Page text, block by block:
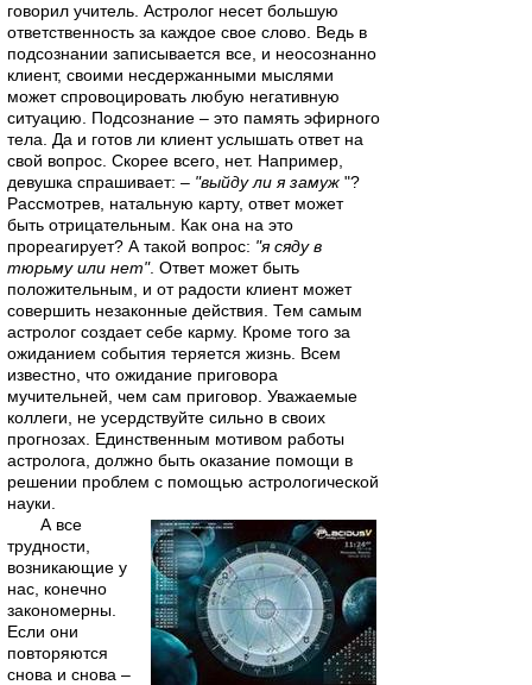
говорил учитель. Астролог несет большую
ответственность за каждое свое слово. Ведь в
подсознании записывается все, и неосознанно
клиент, своими несдержанными мыслями
может спровоцировать любую негативную
ситуацию. Подсознание – это память эфирного
тела. Да и готов ли клиент услышать ответ на
свой вопрос. Скорее всего, нет. Например,
девушка спрашивает: – "выйду ли я замуж "?
Рассмотрев, натальную карту, ответ может
быть отрицательным. Как она на это
прореагирует? А такой вопрос: "я сяду в
тюрьму или нет". Ответ может быть
положительным, и от радости клиент может
совершить незаконные действия. Тем самым
астролог создает себе карму. Кроме того за
ожиданием события теряется жизнь. Всем
известно, что ожидание приговора
мучительней, чем сам приговор. Уважаемые
коллеги, не усердствуйте сильно в своих
прогнозах. Единственным мотивом работы
астролога, должно быть оказание помощи в
решении проблем с помощью астрологической
науки.
А все
трудности,
возникающие у
нас, конечно
закономерны.
Если они
повторяются
снова и снова –